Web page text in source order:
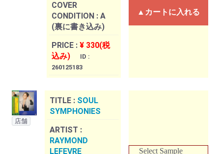
COVER
CONDITION : A
(裏に書き込み)
PRICE : ¥ 330(税
込み)
ID :
260125183
▲カートに入れる
店舗
TITLE : SOUL
SYMPHONIES
ARTIST :
RAYMOND
LEFEVRE
Select Sample